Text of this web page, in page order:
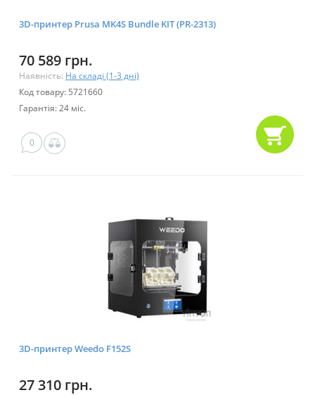
3D-принтер Prusa MK4S Bundle KIT (PR-2313)
70 589 грн.
Наявність: На складі (1-3 дні)
Код товару: 5721660
Гарантія: 24 міс.
0
3D-принтер Weedo F152S
27 310 грн.